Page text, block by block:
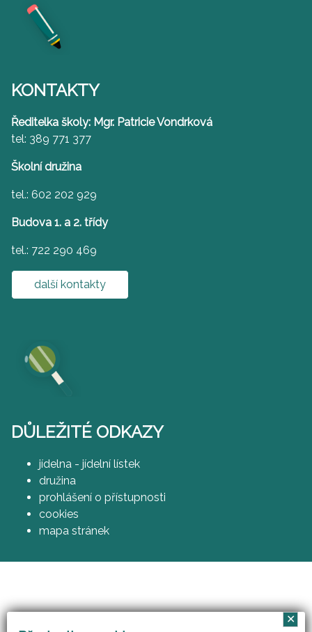
KONTAKTY
Ředitelka školy: Mgr. Patricie Vondrková
tel: 389 771 377
Školní družina
tel.: 602 202 929
Budova 1. a 2. třídy
tel.: 722 290 469
další kontakty
DŮLEŽITÉ ODKAZY
jídelna - jídelní lístek
družina
prohlášení o přístupnosti
cookies
mapa stránek
✕